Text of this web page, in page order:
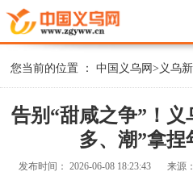
您当前的位置 ：中国义乌网> 义乌
告别“甜咸之争”！义
多、潮”拿捏
发布时间：2026-06-08 18:23:43 来源